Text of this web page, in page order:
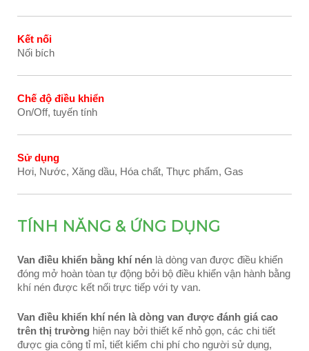
Kết nối
Nối bích
Chế độ điều khiển
On/Off, tuyến tính
Sử dụng
Hơi, Nước, Xăng dầu, Hóa chất, Thực phẩm, Gas
TÍNH NĂNG & ỨNG DỤNG
Van điều khiển bằng khí nén là dòng van được điều khiển
đóng mở hoàn tòan tự động bởi bộ điều khiển vận hành bằng
khí nén được kết nối trực tiếp với ty van.
Van điều khiển khí nén là dòng van được đánh giá cao
trên thị trường hiện nay bởi thiết kế nhỏ gọn, các chi tiết
được gia công tỉ mỉ, tiết kiểm chi phí cho người sử dụng,